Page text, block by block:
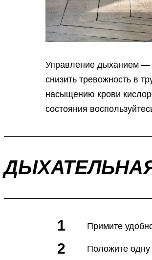
Управление дыханием —
снизить тревожность в
насыщению крови
состояния
1 Примите
2 Положите одну